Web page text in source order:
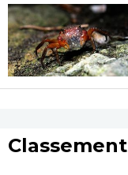
Classement